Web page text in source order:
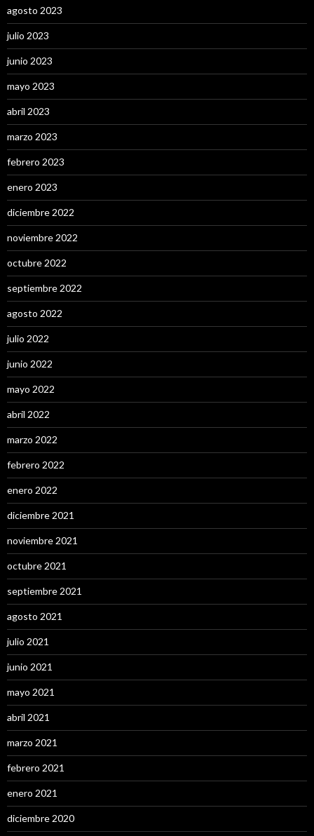
agosto 2023
julio 2023
junio 2023
mayo 2023
abril 2023
marzo 2023
febrero 2023
enero 2023
diciembre 2022
noviembre 2022
octubre 2022
septiembre 2022
agosto 2022
julio 2022
junio 2022
mayo 2022
abril 2022
marzo 2022
febrero 2022
enero 2022
diciembre 2021
noviembre 2021
octubre 2021
septiembre 2021
agosto 2021
julio 2021
junio 2021
mayo 2021
abril 2021
marzo 2021
febrero 2021
enero 2021
diciembre 2020